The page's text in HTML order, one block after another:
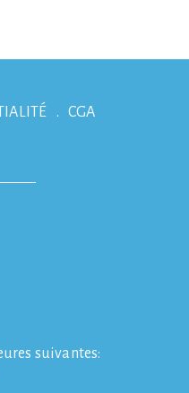
CGA
suivantes: